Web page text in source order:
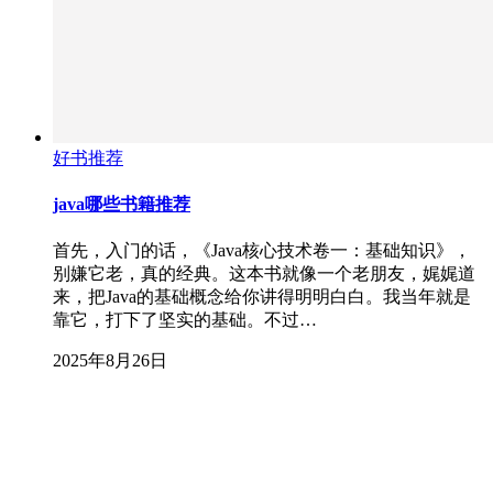
好书推荐
java哪些书籍推荐
首先，入门的话，《Java核心技术卷一：基础知识》，
别嫌它老，真的经典。这本书就像一个老朋友，娓娓道
来，把Java的基础概念给你讲得明明白白。我当年就是
靠它，打下了坚实的基础。不过…
2025年8月26日